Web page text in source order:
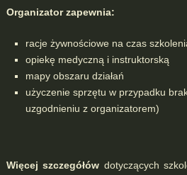
Organizator zapewnia:
racje żywnościowe na czas
opiekę medyczną i instruktorską
mapy obszaru działań
użyczenie sprzętu w przypadku
uzgodnieniu z organizatorem)
Więcej szczegółów dotyczących